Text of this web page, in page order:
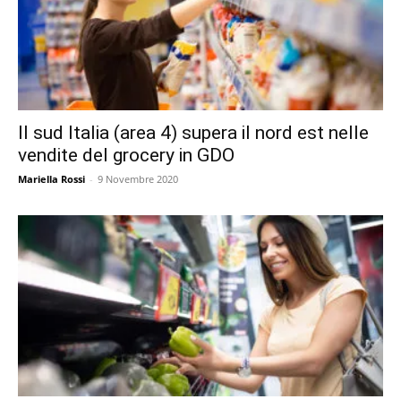
Il sud Italia (area 4) supera il nord est nelle
vendite del grocery in GDO
Mariella Rossi - 9 Novembre 2020